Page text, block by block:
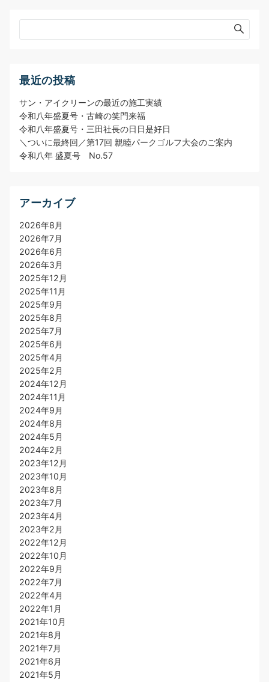
最近の投稿
サン・アイクリーンの最近の施工実績
令和八年盛夏号・古崎の笑門来福
令和八年盛夏号・三田社長の日日是好日
＼ついに最終回／第17回 親睦パークゴルフ大会のご案内
令和八年 盛夏号 No.57
アーカイブ
2026年8月
2026年7月
2026年6月
2026年3月
2025年12月
2025年11月
2025年9月
2025年8月
2025年7月
2025年6月
2025年4月
2025年2月
2024年12月
2024年11月
2024年9月
2024年8月
2024年5月
2024年2月
2023年12月
2023年10月
2023年8月
2023年7月
2023年4月
2023年2月
2022年12月
2022年10月
2022年9月
2022年7月
2022年4月
2022年1月
2021年10月
2021年8月
2021年7月
2021年6月
2021年5月